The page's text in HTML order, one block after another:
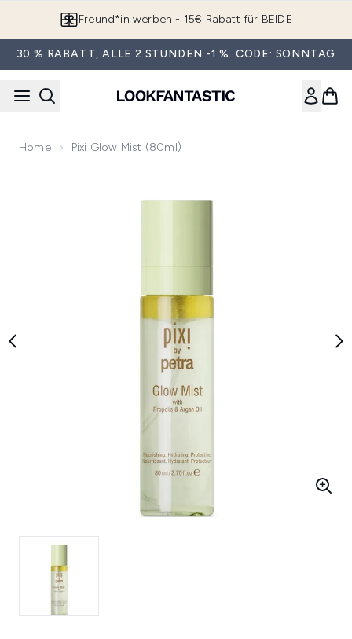
Freund*in werben - 15€ Rabatt für BEIDE
30 % RABATT, ALLE 2 STUNDEN -1 %. CODE: SONNTAG
Home Pixi Glow Mist (80ml)